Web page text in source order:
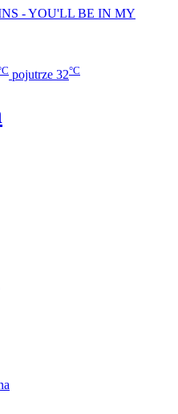
- YOU'LL BE IN MY
pojutrze 32°C